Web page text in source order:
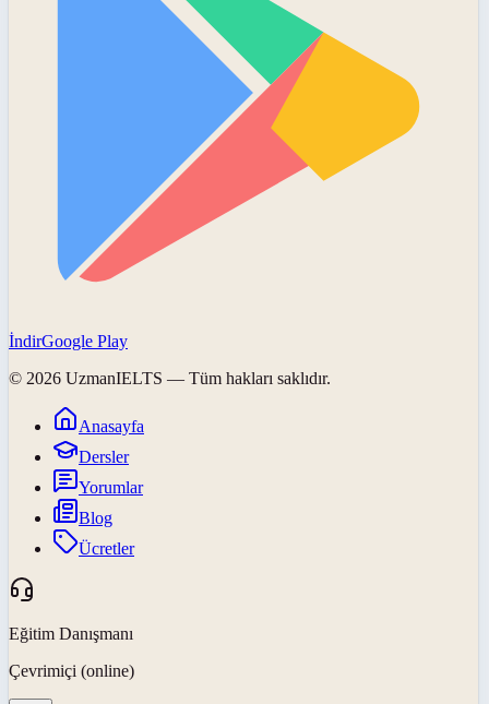
İndirGoogle Play
© 2026 UzmanIELTS — Tüm hakları saklıdır.
Anasayfa
Dersler
Yorumlar
Blog
Ücretler
Eğitim Danışmanı
Çevrimiçi (online)